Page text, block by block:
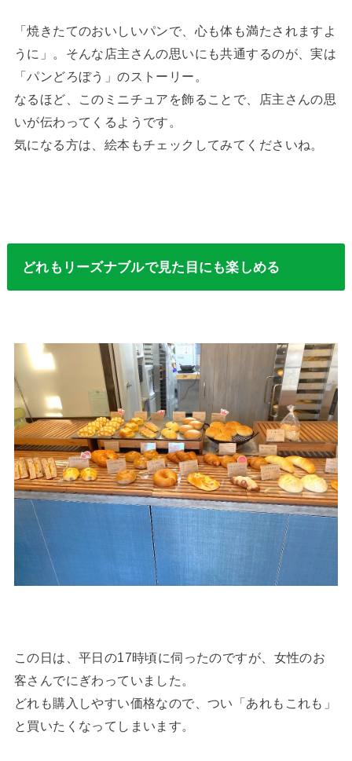
「焼きたてのおいしいパンで、心も体も満たされますよ
うに」。そんな店主さんの思いにも共通するのが、実は
「パンどろぼう」のストーリー。
なるほど、このミニチュアを飾ることで、店主さんの思
いが伝わってくるようです。
気になる方は、絵本もチェックしてみてくださいね。
どれもリーズナブルで見た目にも楽しめる
この日は、平日の17時頃に伺ったのですが、女性のお
客さんでにぎわっていました。
どれも購入しやすい価格なので、つい「あれもこれも」
と買いたくなってしまいます。